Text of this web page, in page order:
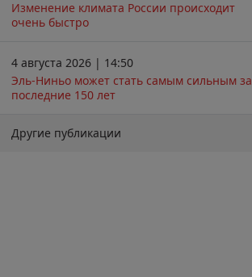
Изменение климата России происходит
очень быстро
4 августа 2026 | 14:50
Эль-Ниньо может стать самым сильным за
последние 150 лет
Другие публикации